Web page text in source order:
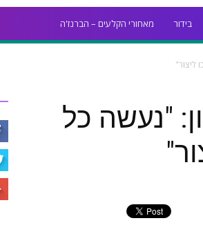
בידור מאחורי הקלעים – הברנז'ה
ליצור"
"נעשה כל